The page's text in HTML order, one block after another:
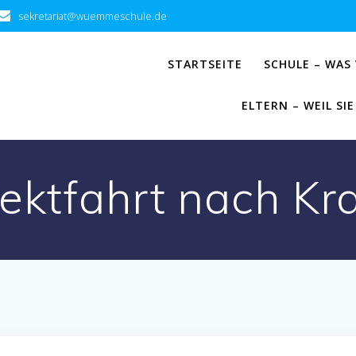
sekretariat@wuemmeschule.de
STARTSEITE SCHULE –
ELTERN – WEIL
nach